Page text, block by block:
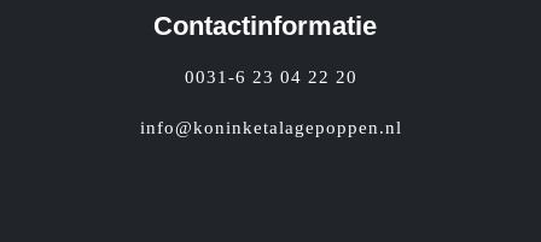
Contactinformatie
0031-6 23 04 22 20
info@koninketalagepoppen.nl